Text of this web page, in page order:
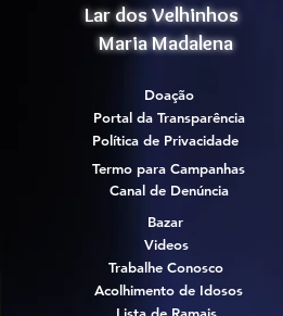
Lar dos Velhinhos
Maria Madalena
Doação
Portal da Transparência
Política de Privacidade
Termo para Campanhas
Canal de Denúncia
Bazar
Videos
Trabalhe Conosco
Acolhimento de Idosos
Lista de Ramais